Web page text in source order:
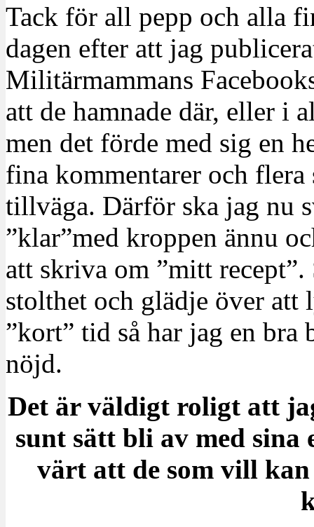
Tack för all pepp och alla
dagen efter att jag
Militärmammans
att de hamnade där, eller i
men det förde med sig en
fina kommentarer och
tillväga. Därför ska jag nu
”klar”med kroppen ännu
att skriva om ”mitt
stolthet och glädje över att
”kort” tid så har jag en
nöjd.
Det är väldigt roligt att
sunt sätt bli av med
värt att de som vill